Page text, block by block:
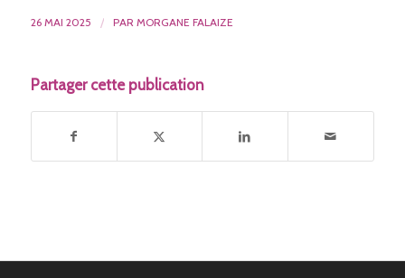
26 MAI 2025 / PAR MORGANE FALAIZE
Partager cette publication